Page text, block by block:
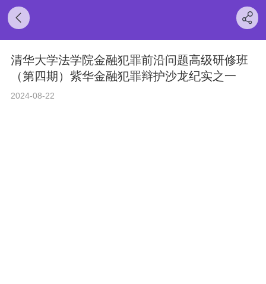
清华大学法学院金融犯罪前沿问题高级研修班
（第四期）紫华金融犯罪辩护沙龙纪实之一
2024-08-22